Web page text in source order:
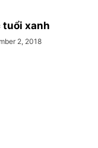
tuổi xanh
2, 2018